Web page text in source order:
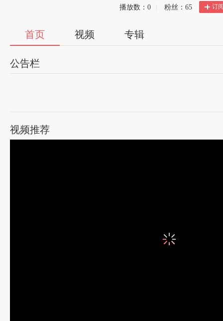
播放数： 0 粉丝： 65 订
首页 视频 专辑
公告栏
视频推荐